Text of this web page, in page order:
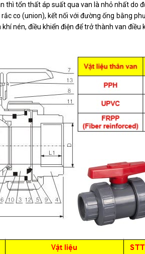
thì tổn thất áp suất qua van là nhỏ nhất do
co (union), kết nối với đường ống bằng
nén, điều khiển điện để trở thành van điều